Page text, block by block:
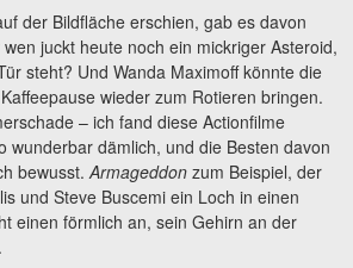
der Bildfläche erschien, gab es davon
juckt heute noch ein mickriger Asteroid,
steht? Und Wanda Maximoff könnte die
wieder zum Rotieren bringen.
– ich fand diese Actionfilme
wunderbar dämlich, und die Besten davon
bewusst. Armageddon zum Beispiel, der
und Steve Buscemi ein Loch in einen
einen förmlich an, sein Gehirn an der